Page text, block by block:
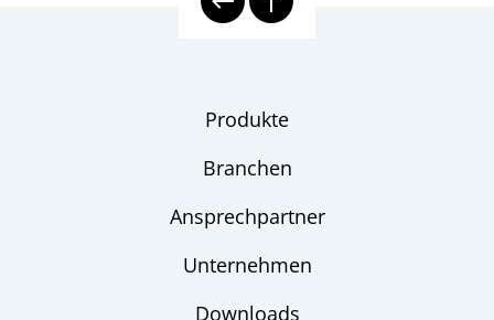
Produkte
Branchen
Ansprechpartner
Unternehmen
Downloads